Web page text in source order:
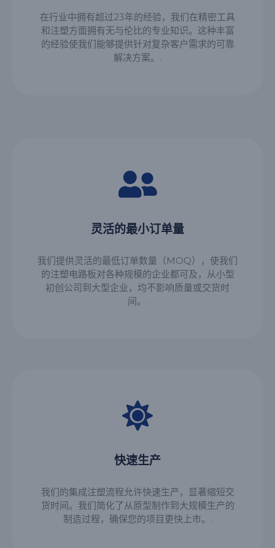
在行业中拥有超过23年的经验，我们在精密工具
和注塑方面拥有无与伦比的专业知识。这种丰富
的经验使我们能够提供针对复杂客户需求的可靠
解决方案。.
灵活的最小订单量
我们提供灵活的最低订单数量（MOQ），使我们
的注塑电路板对各种规模的企业都可及，从小型
初创公司到大型企业，均不影响质量或交货时
间。.
快速生产
我们的集成注塑流程允许快速生产，显著缩短交
货时间。我们简化了从原型制作到大规模生产的
制造过程，确保您的项目更快上市。.